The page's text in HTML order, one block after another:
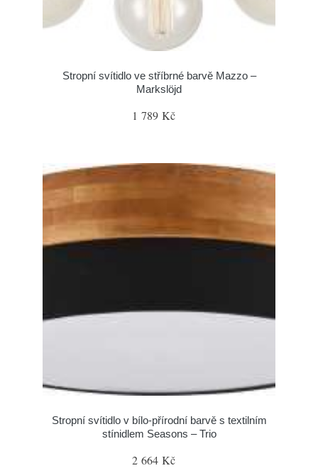
Stropní svítidlo ve stříbrné barvě Mazzo –
Markslöjd
1 789 Kč
Stropní svítidlo v bílo-přírodní barvě s textilním
stínidlem Seasons – Trio
2 664 Kč